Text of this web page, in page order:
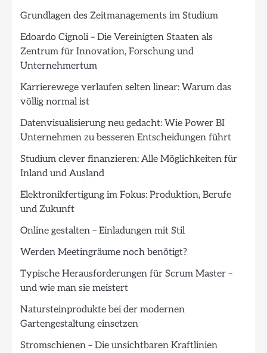
Grundlagen des Zeitmanagements im Studium
Edoardo Cignoli – Die Vereinigten Staaten als
Zentrum für Innovation, Forschung und
Unternehmertum
Karrierewege verlaufen selten linear: Warum das
völlig normal ist
Datenvisualisierung neu gedacht: Wie Power BI
Unternehmen zu besseren Entscheidungen führt
Studium clever finanzieren: Alle Möglichkeiten für
Inland und Ausland
Elektronikfertigung im Fokus: Produktion, Berufe
und Zukunft
Online gestalten – Einladungen mit Stil
Werden Meetingräume noch benötigt?
Typische Herausforderungen für Scrum Master –
und wie man sie meistert
Natursteinprodukte bei der modernen
Gartengestaltung einsetzen
Stromschienen – Die unsichtbaren Kraftlinien